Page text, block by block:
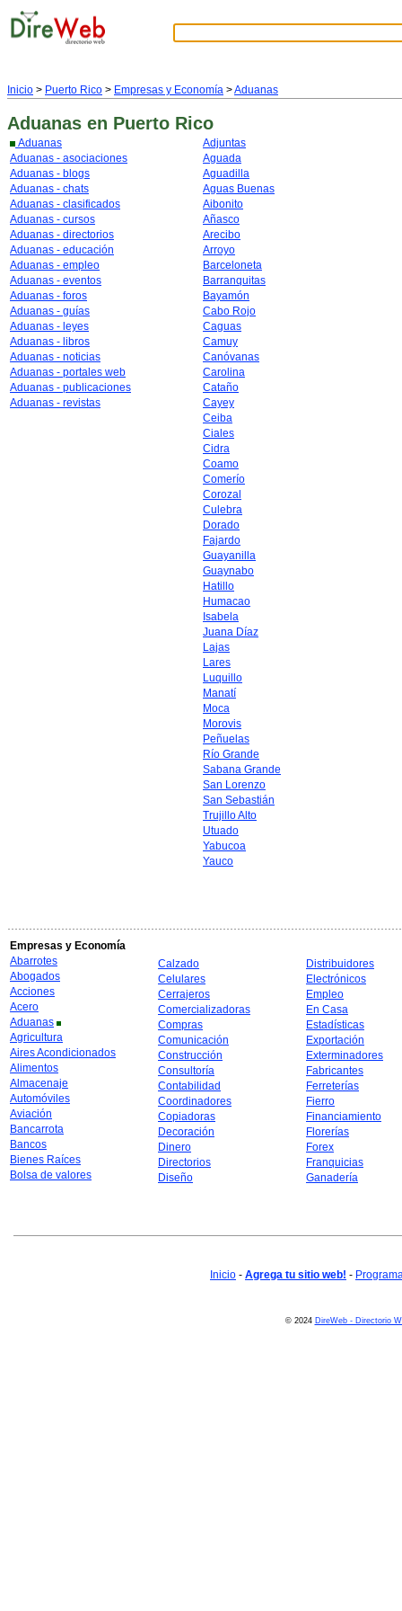
Inicio > Puerto Rico > Empresas y Economía >Aduanas
Aduanas en Puerto Rico
Aduanas
Aduanas - asociaciones
Aduanas - blogs
Aduanas - chats
Aduanas - clasificados
Aduanas - cursos
Aduanas - directorios
Aduanas - educación
Aduanas - empleo
Aduanas - eventos
Aduanas - foros
Aduanas - guías
Aduanas - leyes
Aduanas - libros
Aduanas - noticias
Aduanas - portales web
Aduanas - publicaciones
Aduanas - revistas
Adjuntas
Aguada
Aguadilla
Aguas Buenas
Aibonito
Añasco
Arecibo
Arroyo
Barceloneta
Barranquitas
Bayamón
Cabo Rojo
Caguas
Camuy
Canóvanas
Carolina
Cataño
Cayey
Ceiba
Ciales
Cidra
Coamo
Comerío
Corozal
Culebra
Dorado
Fajardo
Guayanilla
Guaynabo
Hatillo
Humacao
Isabela
Juana Díaz
Lajas
Lares
Luquillo
Manatí
Moca
Morovis
Peñuelas
Río Grande
Sabana Grande
San Lorenzo
San Sebastián
Trujillo Alto
Utuado
Yabucoa
Yauco
Empresas y Economía
Abarrotes
Abogados
Acciones
Acero
Aduanas
Agricultura
Aires Acondicionados
Alimentos
Almacenaje
Automóviles
Aviación
Bancarrota
Bancos
Bienes Raíces
Bolsa de valores
Calzado
Celulares
Cerrajeros
Comercializadoras
Compras
Comunicación
Construcción
Consultoría
Contabilidad
Coordinadores
Copiadoras
Decoración
Dinero
Directorios
Diseño
Distribuidores
Electrónicos
Empleo
En Casa
Estadísticas
Exportación
Exterminadores
Fabricantes
Ferreterías
Fierro
Financiamiento
Florerías
Forex
Franquicias
Ganadería
Inicio - Agrega tu sitio web! -
© 2024 DireWeb - Directorio